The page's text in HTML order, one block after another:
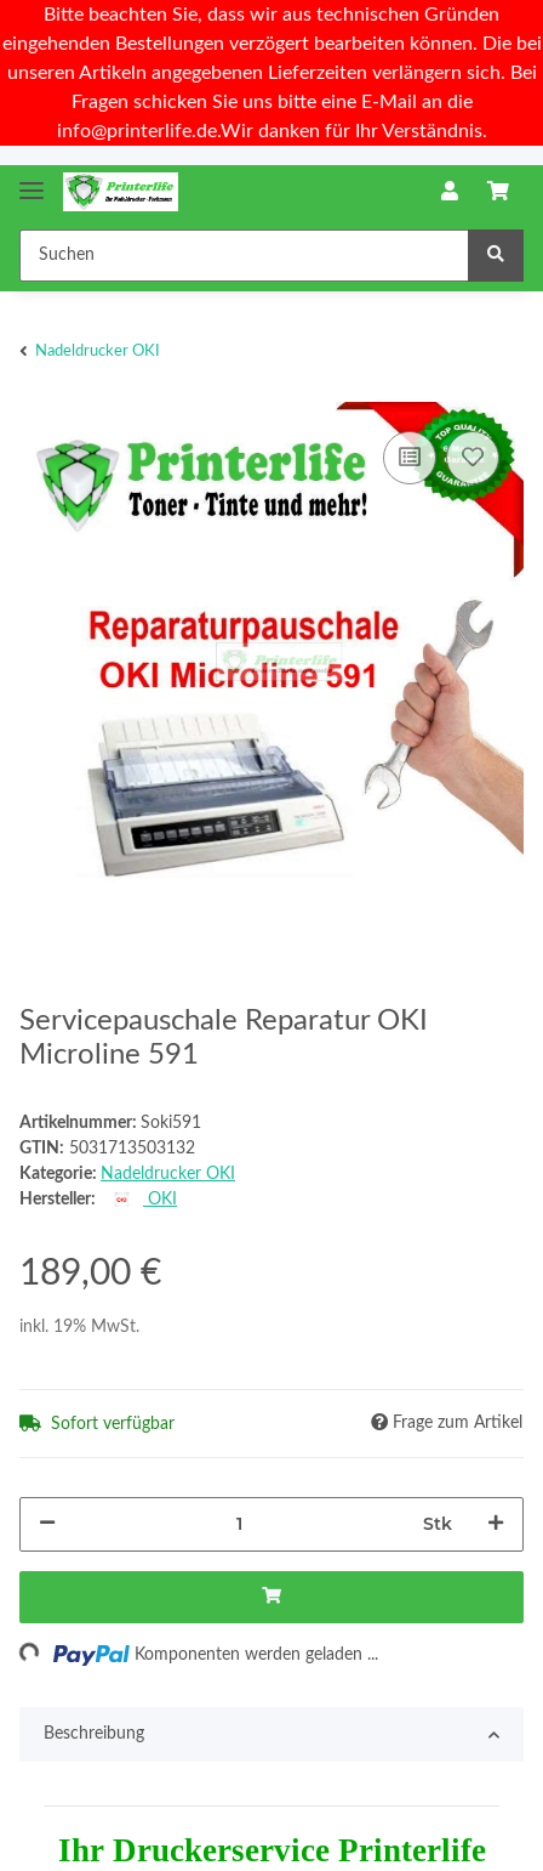
Bitte beachten Sie, dass wir aus technischen Gründen
eingehenden Bestellungen verzögert bearbeiten können. Die bei
unseren Artikeln angegebenen Lieferzeiten verlängern sich. Bei
Fragen schicken Sie uns bitte eine E-Mail an die
info@printerlife.de.Wir danken für Ihr Verständnis.
Nadeldrucker OKI
Servicepauschale Reparatur OKI
Microline 591
Artikelnummer: Soki591
GTIN: 5031713503132
Kategorie: Nadeldrucker OKI
Hersteller:
OKI
189,00 €
inkl. 19% MwSt.
Sofort verfügbar Frage zum Artikel
Stk
Loading... Komponenten werden geladen ...
Beschreibung
Ihr Druckerservice Printerlife